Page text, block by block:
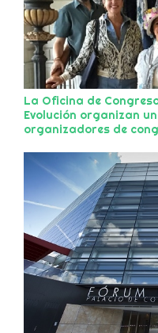
La Oficina de
Evolución organizan
organizadores de